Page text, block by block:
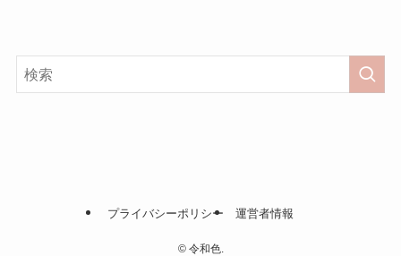
プライバシーポリシー 運営者情報
©令和色.